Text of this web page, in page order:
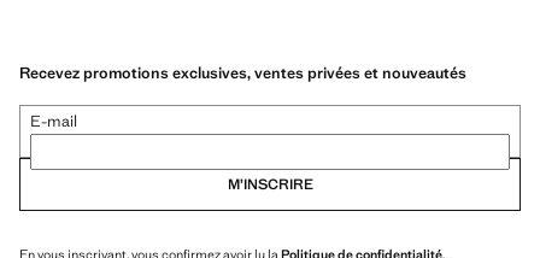
Recevez promotions exclusives, ventes privées et nouveautés
E-mail
M’INSCRIRE
En vous inscrivant, vous confirmez avoir lu la Politique de confidentialité.